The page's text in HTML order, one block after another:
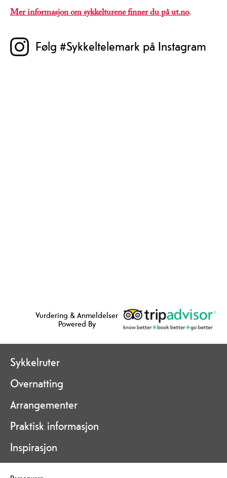
Mer informasjon om sykkelturene finner du på ut.no.
Følg #Sykkeltelemark på Instagram
Vurdering & Anmeldelser
Powered By
Sykkelruter
Overnatting
Arrangementer
Praktisk informasjon
Inspirasjon